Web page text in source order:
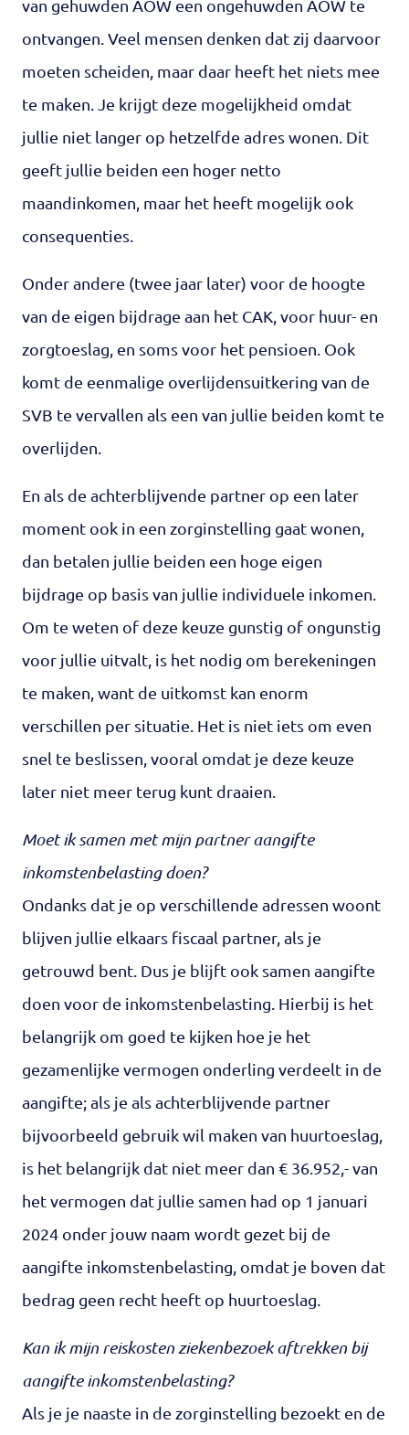
van gehuwden AOW een ongehuwden AOW te
ontvangen. Veel mensen denken dat zij daarvoor
moeten scheiden, maar daar heeft het niets mee
te maken. Je krijgt deze mogelijkheid omdat
jullie niet langer op hetzelfde adres wonen. Dit
geeft jullie beiden een hoger netto
maandinkomen, maar het heeft mogelijk ook
consequenties.
Onder andere (twee jaar later) voor de hoogte
van de eigen bijdrage aan het CAK, voor huur- en
zorgtoeslag, en soms voor het pensioen. Ook
komt de eenmalige overlijdensuitkering van de
SVB te vervallen als een van jullie beiden komt te
overlijden.
En als de achterblijvende partner op een later
moment ook in een zorginstelling gaat wonen,
dan betalen jullie beiden een hoge eigen
bijdrage op basis van jullie individuele inkomen.
Om te weten of deze keuze gunstig of ongunstig
voor jullie uitvalt, is het nodig om berekeningen
te maken, want de uitkomst kan enorm
verschillen per situatie. Het is niet iets om even
snel te beslissen, vooral omdat je deze keuze
later niet meer terug kunt draaien.
Moet ik samen met mijn partner aangifte
inkomstenbelasting doen?
Ondanks dat je op verschillende adressen woont
blijven jullie elkaars fiscaal partner, als je
getrouwd bent. Dus je blijft ook samen aangifte
doen voor de inkomstenbelasting. Hierbij is het
belangrijk om goed te kijken hoe je het
gezamenlijke vermogen onderling verdeelt in de
aangifte; als je als achterblijvende partner
bijvoorbeeld gebruik wil maken van huurtoeslag,
is het belangrijk dat niet meer dan € 36.952,- van
het vermogen dat jullie samen had op 1 januari
2024 onder jouw naam wordt gezet bij de
aangifte inkomstenbelasting, omdat je boven dat
bedrag geen recht heeft op huurtoeslag.
Kan ik mijn reiskosten ziekenbezoek aftrekken bij
aangifte inkomstenbelasting?
Als je je naaste in de zorginstelling bezoekt en de